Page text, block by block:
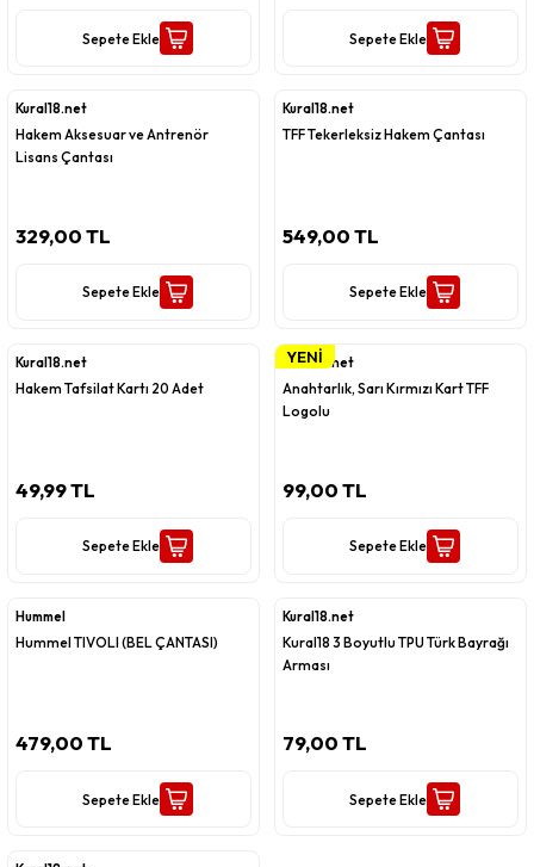
Sepete Ekle Sepete Ekle
Kural18.net
Hakem Aksesuar ve Antrenör
Lisans Çantası
329,00 TL
Sepete Ekle
Kural18.net
TFF Tekerleksiz Hakem Çantası
549,00 TL
Sepete Ekle
Kural18.net
Hakem Tafsilat Kartı 20 Adet
49,99 TL
Sepete Ekle
YENİ
Kural18.net
Anahtarlık, Sarı Kırmızı Kart TFF
Logolu
99,00 TL
Sepete Ekle
Hummel
Hummel TIVOLI (BEL ÇANTASI)
479,00 TL
Sepete Ekle
Kural18.net
Kural18 3 Boyutlu TPU Türk Bayrağı
Arması
79,00 TL
Sepete Ekle